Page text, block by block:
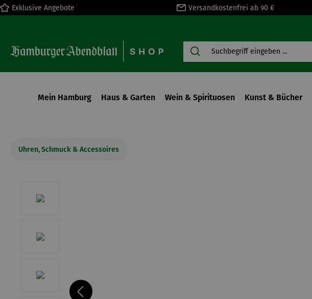
Zur Hauptnavigation springen
Exklusive Angebote Versandkostenfrei ab 90 €
Mein Hamburg Haus & Garten Wein & Spirituosen Kunst & Bücher
Uhren, Schmuck & Accessoires